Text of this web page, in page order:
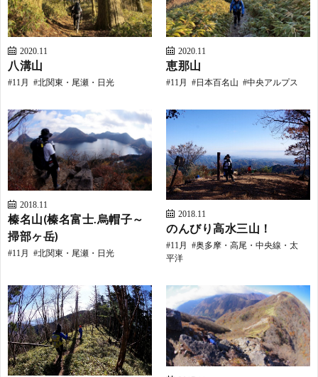
2020.11
八溝山
11月 北関東・尾瀬・日光
2020.11
恵那山
11月 日本百名山 中央アルプス
2018.11
榛名山(榛名富士.烏帽子～
掃部ヶ岳)
11月 北関東・尾瀬・日光
2018.11
のんびり高水三山！
11月
奥多摩・高尾・中央線・太
平洋